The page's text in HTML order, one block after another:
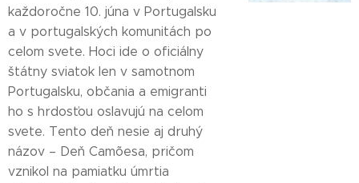
každoročne 10. júna v Portugalsku
a v portugalských komunitách po
celom svete. Hoci ide o oficiálny
štátny sviatok len v samotnom
Portugalsku, občania a emigranti
ho s hrdosťou oslavujú na celom
svete. Tento deň nesie aj druhý
názov – Deň Camõesa, pričom
vznikol na pamiatku úmrtia